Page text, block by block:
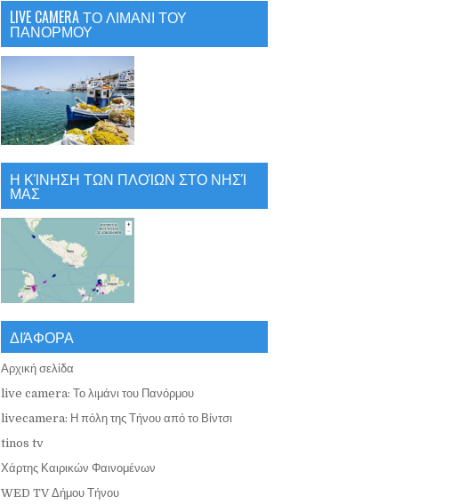
LIVE CAMERA ΤΟ ΛΙΜΑΝΙ ΤΟΥ
ΠΑΝΟΡΜΟΥ
Η ΚΊΝΗΣΗ ΤΩΝ ΠΛΟΊΩΝ ΣΤΟ ΝΗΣΊ
ΜΑΣ
ΔΙΆΦΟΡΑ
Αρχική σελίδα
live camera: Το λιμάνι του Πανόρμου
livecamera: Η πόλη της Τήνου από το Βίντσι
tinos tv
Χάρτης Καιρικών Φαινομένων
WED TV Δήμου Τήνου